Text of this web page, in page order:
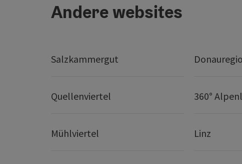
Andere websites
Salzkammergut
Quellenviertel 360°
Mühlviertel Linz